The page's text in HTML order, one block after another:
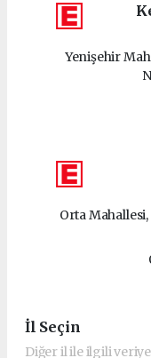
Yenişehir
Orta
İl Seçin
Diğer il ile ilgili